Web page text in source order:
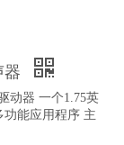
器
动器 一个1.75英
功能应用程序 主